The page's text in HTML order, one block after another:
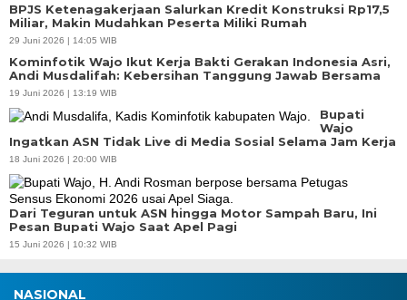
BPJS Ketenagakerjaan Salurkan Kredit Konstruksi Rp17,5
Miliar, Makin Mudahkan Peserta Miliki Rumah
29 Juni 2026 | 14:05 WIB
Kominfotik Wajo Ikut Kerja Bakti Gerakan Indonesia Asri,
Andi Musdalifah: Kebersihan Tanggung Jawab Bersama
19 Juni 2026 | 13:19 WIB
Bupati
Wajo
Ingatkan ASN Tidak Live di Media Sosial Selama Jam Kerja
18 Juni 2026 | 20:00 WIB
Dari Teguran untuk ASN hingga Motor Sampah Baru, Ini
Pesan Bupati Wajo Saat Apel Pagi
15 Juni 2026 | 10:32 WIB
NASIONAL